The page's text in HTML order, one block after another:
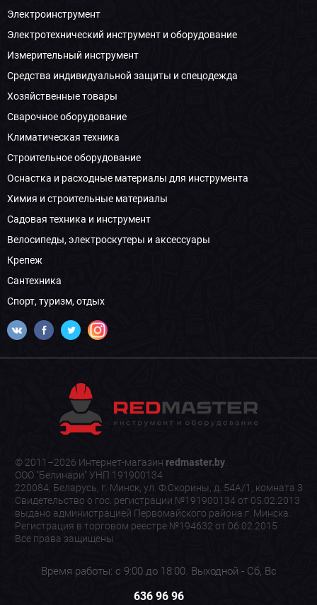
Электроинструмент
Электротехнический инструмент и оборудование
Измерительный инструмент
Средства индивидуальной защиты и спецодежда
Хозяйственные товары
Сварочное оборудование
Климатическая техника
Строительное оборудование
Оснастка и расходные материалы для инструмента
Химия и строительные материалы
Садовая техника и инструмент
Велосипеды, электроскутеры и аксессуары
Крепеж
Сантехника
Спорт, туризм, отдых
© 2011–2026 Интернет-магазин redmaster.by.
ООО "Белинари" УНП 191900134
220084, Беларусь, г. Минск, ул. Ф.Скорины, д. 54А/1, комната 3
Свидетельство о гос. регистрации №191900134 от 05.02.2013
выдано администрацией Первомайского района г. Минска.
Регистрация в торговом реестре №194632 от 06.02.2015
Все права защищены
Время работы: с 9:00 до 18:00. Выходной - Сб, Вс
636 96 96